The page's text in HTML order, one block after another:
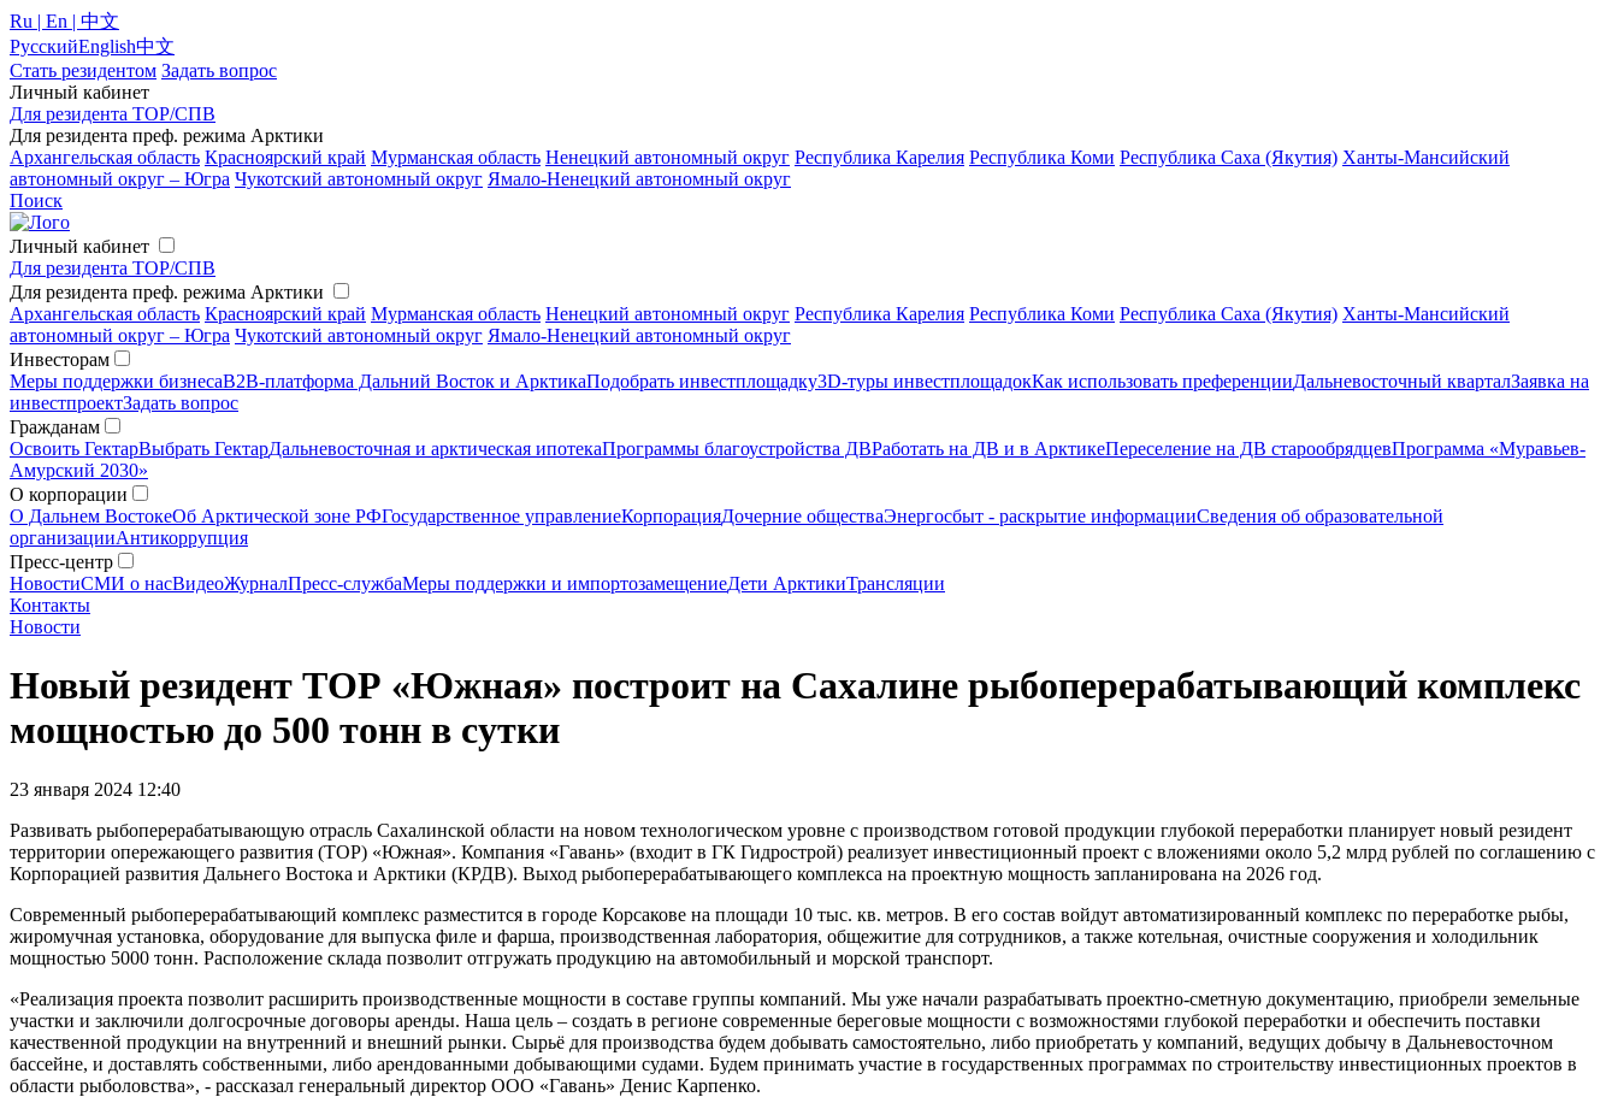
Ru | En | 中文
РусскийEnglish中文
Стать резидентом Задать вопрос
Личный кабинет
Для резидента ТОР/СПВ
Для резидента преф. режима Арктики
Архангельская область Красноярский край Мурманская область Ненецкий автономный округ Республика Карелия Республика Коми Республика Саха (Якутия) Ханты-Мансийский
автономный округ – Югра Чукотский автономный округ Ямало-Ненецкий автономный округ
Поиск
Личный кабинет
Для резидента ТОР/СПВ
Для резидента преф. режима Арктики
Архангельская область Красноярский край Мурманская область Ненецкий автономный округ Республика Карелия Республика Коми Республика Саха (Якутия) Ханты-Мансийский
автономный округ – Югра Чукотский автономный округ Ямало-Ненецкий автономный округ
Инвесторам
Меры поддержки бизнесаB2B-платформа Дальний Восток и АрктикаПодобрать инвестплощадку3D-туры инвестплощадокКак использовать преференцииДальневосточный кварталЗаявка на
инвестпроектЗадать вопрос
Гражданам
Освоить ГектарВыбрать ГектарДальневосточная и арктическая ипотекаПрограммы благоустройства ДВРаботать на ДВ и в АрктикеПереселение на ДВ старообрядцевПрограмма «Муравьев-
Амурский 2030»
О корпорации
О Дальнем ВостокеОб Арктической зоне РФГосударственное управлениеКорпорацияДочерние обществаЭнергосбыт - раскрытие информацииСведения об образовательной
организацииАнтикоррупция
Пресс-центр
НовостиСМИ о насВидеоЖурналПресс-службаМеры поддержки и импортозамещениеДети АрктикиТрансляции
Контакты
Новости
Новый резидент ТОР «Южная» построит на Сахалине рыбоперерабатывающий комплекс
мощностью до 500 тонн в сутки
23 января 2024 12:40
Развивать рыбоперерабатывающую отрасль Сахалинской области на новом технологическом уровне с производством готовой продукции глубокой переработки планирует новый резидент
территории опережающего развития (ТОР) «Южная». Компания «Гавань» (входит в ГК Гидрострой) реализует инвестиционный проект с вложениями около 5,2 млрд рублей по соглашению с
Корпорацией развития Дальнего Востока и Арктики (КРДВ). Выход рыбоперерабатывающего комплекса на проектную мощность запланирована на 2026 год.
Современный рыбоперерабатывающий комплекс разместится в городе Корсакове на площади 10 тыс. кв. метров. В его состав войдут автоматизированный комплекс по переработке рыбы,
жиромучная установка, оборудование для выпуска филе и фарша, производственная лаборатория, общежитие для сотрудников, а также котельная, очистные сооружения и холодильник
мощностью 5000 тонн. Расположение склада позволит отгружать продукцию на автомобильный и морской транспорт.
«Реализация проекта позволит расширить производственные мощности в составе группы компаний. Мы уже начали разрабатывать проектно-сметную документацию, приобрели земельные
участки и заключили долгосрочные договоры аренды. Наша цель – создать в регионе современные береговые мощности с возможностями глубокой переработки и обеспечить поставки
качественной продукции на внутренний и внешний рынки. Сырьё для производства будем добывать самостоятельно, либо приобретать у компаний, ведущих добычу в Дальневосточном
бассейне, и доставлять собственными, либо арендованными добывающими судами. Будем принимать участие в государственных программах по строительству инвестиционных проектов в
области рыболовства», - рассказал генеральный директор ООО «Гавань» Денис Карпенко.